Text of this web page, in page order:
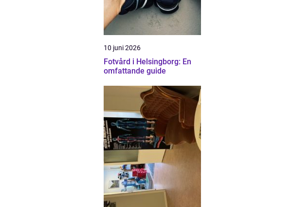
10 juni 2026
Fotvård i Helsingborg: En
omfattande guide